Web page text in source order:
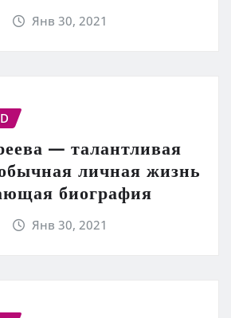
Янв 30, 2021
— талантливая
личная жизнь
биография
Янв 30, 2021